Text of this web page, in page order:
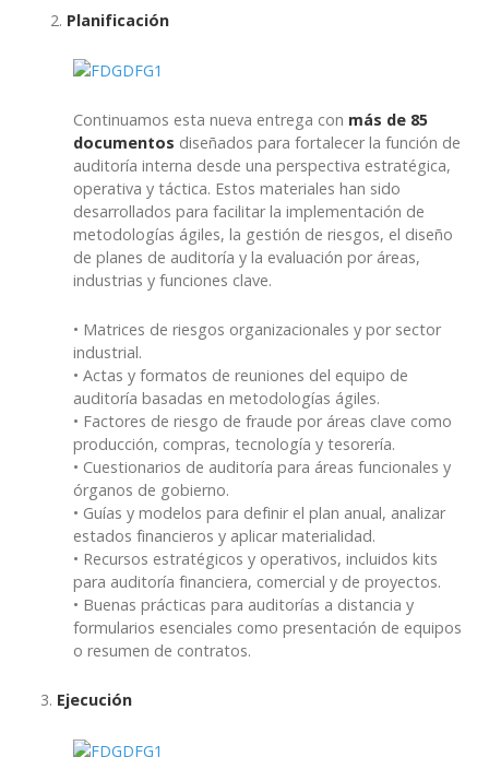
Planificación
Continuamos esta nueva entrega con más de 85
documentos diseñados para fortalecer la función de
auditoría interna desde una perspectiva estratégica,
operativa y táctica. Estos materiales han sido
desarrollados para facilitar la implementación de
metodologías ágiles, la gestión de riesgos, el diseño
de planes de auditoría y la evaluación por áreas,
industrias y funciones clave.
• Matrices de riesgos organizacionales y por sector
industrial.
• Actas y formatos de reuniones del equipo de
auditoría basadas en metodologías ágiles.
• Factores de riesgo de fraude por áreas clave como
producción, compras, tecnología y tesorería.
• Cuestionarios de auditoría para áreas funcionales y
órganos de gobierno.
• Guías y modelos para definir el plan anual, analizar
estados financieros y aplicar materialidad.
• Recursos estratégicos y operativos, incluidos kits
para auditoría financiera, comercial y de proyectos.
• Buenas prácticas para auditorías a distancia y
formularios esenciales como presentación de equipos
o resumen de contratos.
3. Ejecución